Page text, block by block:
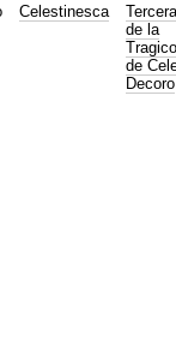
Celestinesca
de la
de
Decoro